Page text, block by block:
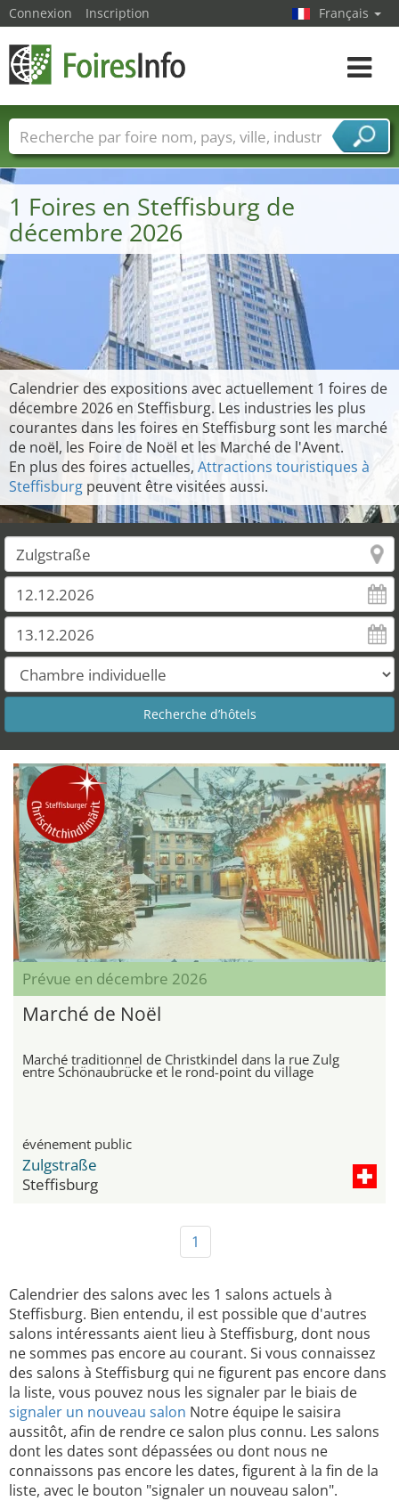
1 Foires en Steffisburg de
décembre 2026
Calendrier des expositions avec actuellement 1 foires de
décembre 2026 en Steffisburg. Les industries les plus
courantes dans les foires en Steffisburg sont les marché
de noël, les Foire de Noël et les Marché de l'Avent.
En plus des foires actuelles, Attractions touristiques à
Steffisburg peuvent être visitées aussi.
Prévue en décembre 2026
Marché de Noël
Marché traditionnel de Christkindel dans la rue Zulg
entre Schönaubrücke et le rond-point du village
événement public
Zulgstraße
Steffisburg
1
Calendrier des salons avec les 1 salons actuels à
Steffisburg. Bien entendu, il est possible que d'autres
salons intéressants aient lieu à Steffisburg, dont nous
ne sommes pas encore au courant. Si vous connaissez
des salons à Steffisburg qui ne figurent pas encore dans
la liste, vous pouvez nous les signaler par le biais de
signaler un nouveau salon Notre équipe le saisira
aussitôt, afin de rendre ce salon plus connu. Les salons
dont les dates sont dépassées ou dont nous ne
connaissons pas encore les dates, figurent à la fin de la
liste, avec le bouton "signaler un nouveau salon".
Connexion Inscription Français
Toggle
Foire noms Pays Villes
Secteurs de foire
Secteurs du fournisseur de services